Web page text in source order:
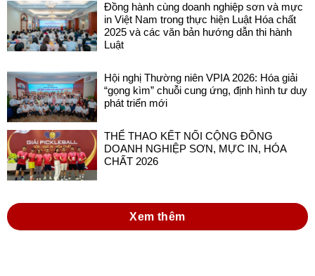
Đồng hành cùng doanh nghiệp sơn và mực
in Việt Nam trong thực hiện Luật Hóa chất
2025 và các văn bản hướng dẫn thi hành
Luật
Hội nghị Thường niên VPIA 2026: Hóa giải
“gọng kìm” chuỗi cung ứng, định hình tư duy
phát triển mới
THỂ THAO KẾT NỐI CỘNG ĐỒNG
DOANH NGHIỆP SƠN, MỰC IN, HÓA
CHẤT 2026
Xem thêm